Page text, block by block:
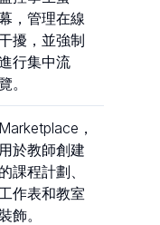
，管理在線
擾，並強制
行集中流
覽。
Marketplace，
用於教師創建
的課程計劃、
工作表和教室
裝飾。